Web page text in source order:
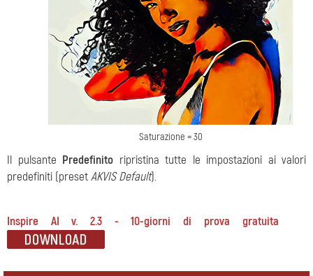
Saturazione = 30
Il pulsante Predefinito ripristina tutte le impostazioni ai valori
predefiniti (presetAKVIS Default).
Inspire AI v. 2.3 - 10-giorni di prova gratuita